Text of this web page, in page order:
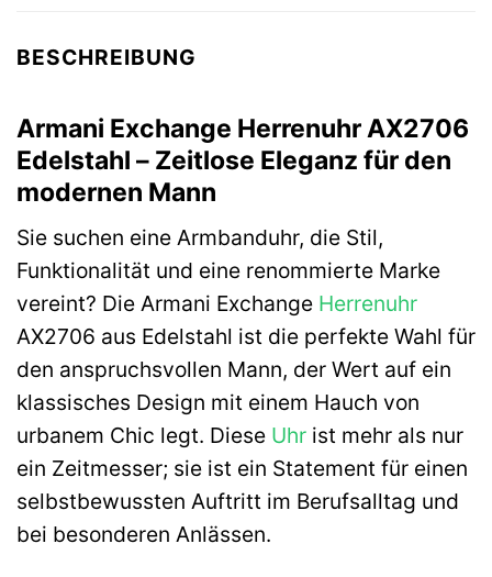
BESCHREIBUNG
Armani Exchange Herrenuhr AX2706
Edelstahl – Zeitlose Eleganz für den
modernen Mann
Sie suchen eine Armbanduhr, die Stil,
Funktionalität und eine renommierte Marke
vereint? Die Armani Exchange Herrenuhr
AX2706 aus Edelstahl ist die perfekte Wahl für
den anspruchsvollen Mann, der Wert auf ein
klassisches Design mit einem Hauch von
urbanem Chic legt. Diese Uhr ist mehr als nur
ein Zeitmesser; sie ist ein Statement für einen
selbstbewussten Auftritt im Berufsalltag und
bei besonderen Anlässen.